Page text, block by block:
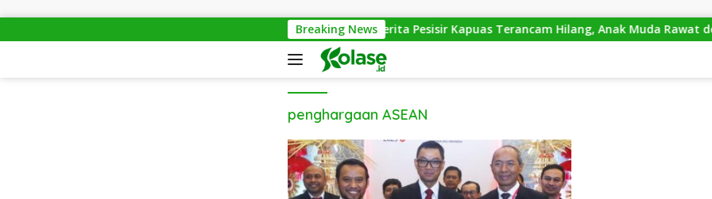
Breaking NewsCerita Pesisir Kapuas Terancam Hilang, Anak Muda Rawat
penghargaan ASEAN